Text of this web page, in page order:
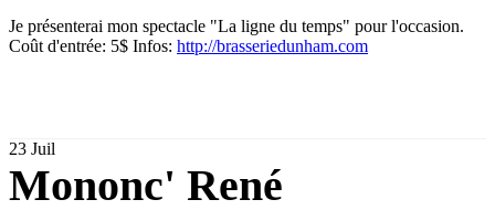
Je présenterai mon spectacle "La ligne du temps" pour l'occasion.
Coût d'entrée: 5$ Infos: http://brasseriedunham.com
23 Juil
Mononc' René